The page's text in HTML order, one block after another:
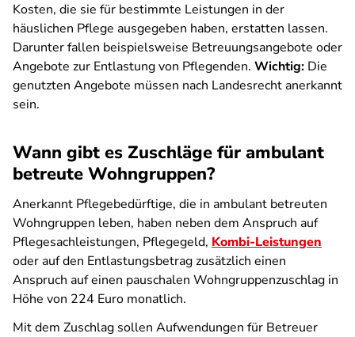
Kosten, die sie für bestimmte Leistungen in der
häuslichen Pflege ausgegeben haben, erstatten lassen.
Darunter fallen beispielsweise Betreuungsangebote oder
Angebote zur Entlastung von Pflegenden. Wichtig: Die
genutzten Angebote müssen nach Landesrecht anerkannt
sein.
Wann gibt es Zuschläge für ambulant
betreute Wohngruppen?
Anerkannt Pflegebedürftige, die in ambulant betreuten
Wohngruppen leben, haben neben dem Anspruch auf
Pflegesachleistungen, Pflegegeld, Kombi-Leistungen
oder auf den Entlastungsbetrag zusätzlich einen
Anspruch auf einen pauschalen Wohngruppenzuschlag in
Höhe von 224 Euro monatlich.
Mit dem Zuschlag sollen Aufwendungen für Betreuer